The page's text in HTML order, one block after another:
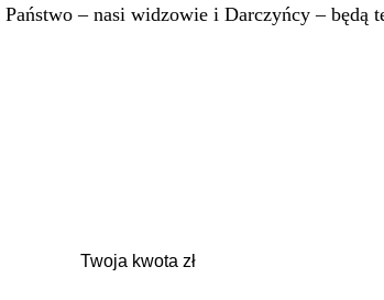
– nasi widzowie i Darczyńcy – będą